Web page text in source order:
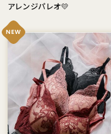
アレンジパレオ💛
NEW